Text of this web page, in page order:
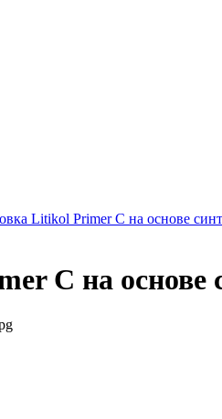
Litikol Primer C на основе
C на основе